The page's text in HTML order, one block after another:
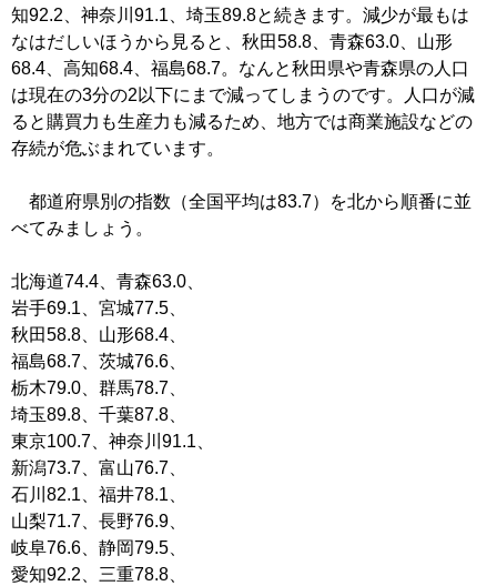
知92.2、神奈川91.1、埼玉89.8と続きます。減少が最もは
なはだしいほうから見ると、秋田58.8、青森63.0、山形
68.4、高知68.4、福島68.7。なんと秋田県や青森県の人口
は現在の3分の2以下にまで減ってしまうのです。人口が減
ると購買力も生産力も減るため、地方では商業施設などの
存続が危ぶまれています。
都道府県別の指数（全国平均は83.7）を北から順番に並
べてみましょう。
北海道74.4、青森63.0、
岩手69.1、宮城77.5、
秋田58.8、山形68.4、
福島68.7、茨城76.6、
栃木79.0、群馬78.7、
埼玉89.8、千葉87.8、
東京100.7、神奈川91.1、
新潟73.7、富山76.7、
石川82.1、福井78.1、
山梨71.7、長野76.9、
岐阜76.6、静岡79.5、
愛知92.2、三重78.8、